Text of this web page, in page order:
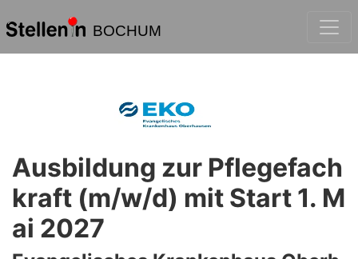
BOCHUM
Ausbildung zur Pflegefach
kraft (m/w/d) mit Start 1. M
ai 2027